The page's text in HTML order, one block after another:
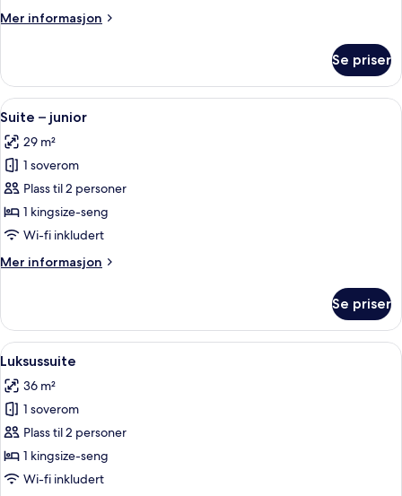
Mer informasjon
Mer
King
City
View
Se priser
Åpne
alle
bildene
av
Suite
–
junior
Suite – junior | Sengetøy av topp
4
Suite – junior
29 m²
1 soverom
Plass til 2 personer
1 kingsize-seng
Wi-fi inkludert
Mer informasjon
Mer
–
junior
Se priser
Åpne
alle
bildene
av
Luksussuite
Luksussuite | Sengetøy av topp
6
Luksussuite
36 m²
1 soverom
Plass til 2 personer
1 kingsize-seng
Wi-fi inkludert